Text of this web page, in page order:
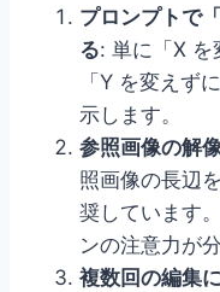
プロンプトで
る: 単に「X を
「Y を変えず
示します。
参照画像の解
照画像の長辺
奨しています
ンの注意力が
複数回の編集